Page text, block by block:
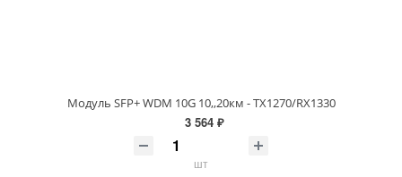
Модуль SFP+ WDM 10G 10,,20км - TX1270/RX1330
3 564 ₽
шт